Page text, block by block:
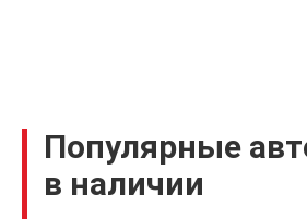
Популярные
в наличии